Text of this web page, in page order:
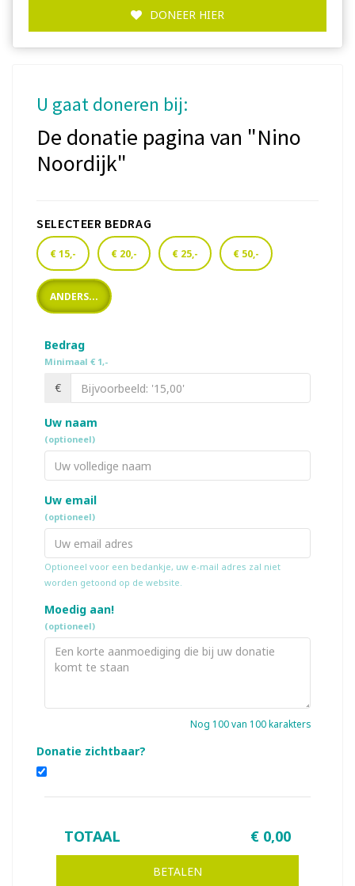
DONEER HIER
U gaat doneren bij:
De donatie pagina van "Nino
Noordijk"
SELECTEER BEDRAG
€ 15,- € 20,- € 25,- € 50,-
ANDERS...
Bedrag
Minimaal € 1,-
€
Uw naam
(optioneel)
Uw email
(optioneel)
Optioneel voor een bedankje, uw e-mail adres zal niet
worden getoond op de website.
Moedig aan!
(optioneel)
Nog 100van 100 karakters
Donatie zichtbaar?
TOTAAL € 0,00
BETALEN